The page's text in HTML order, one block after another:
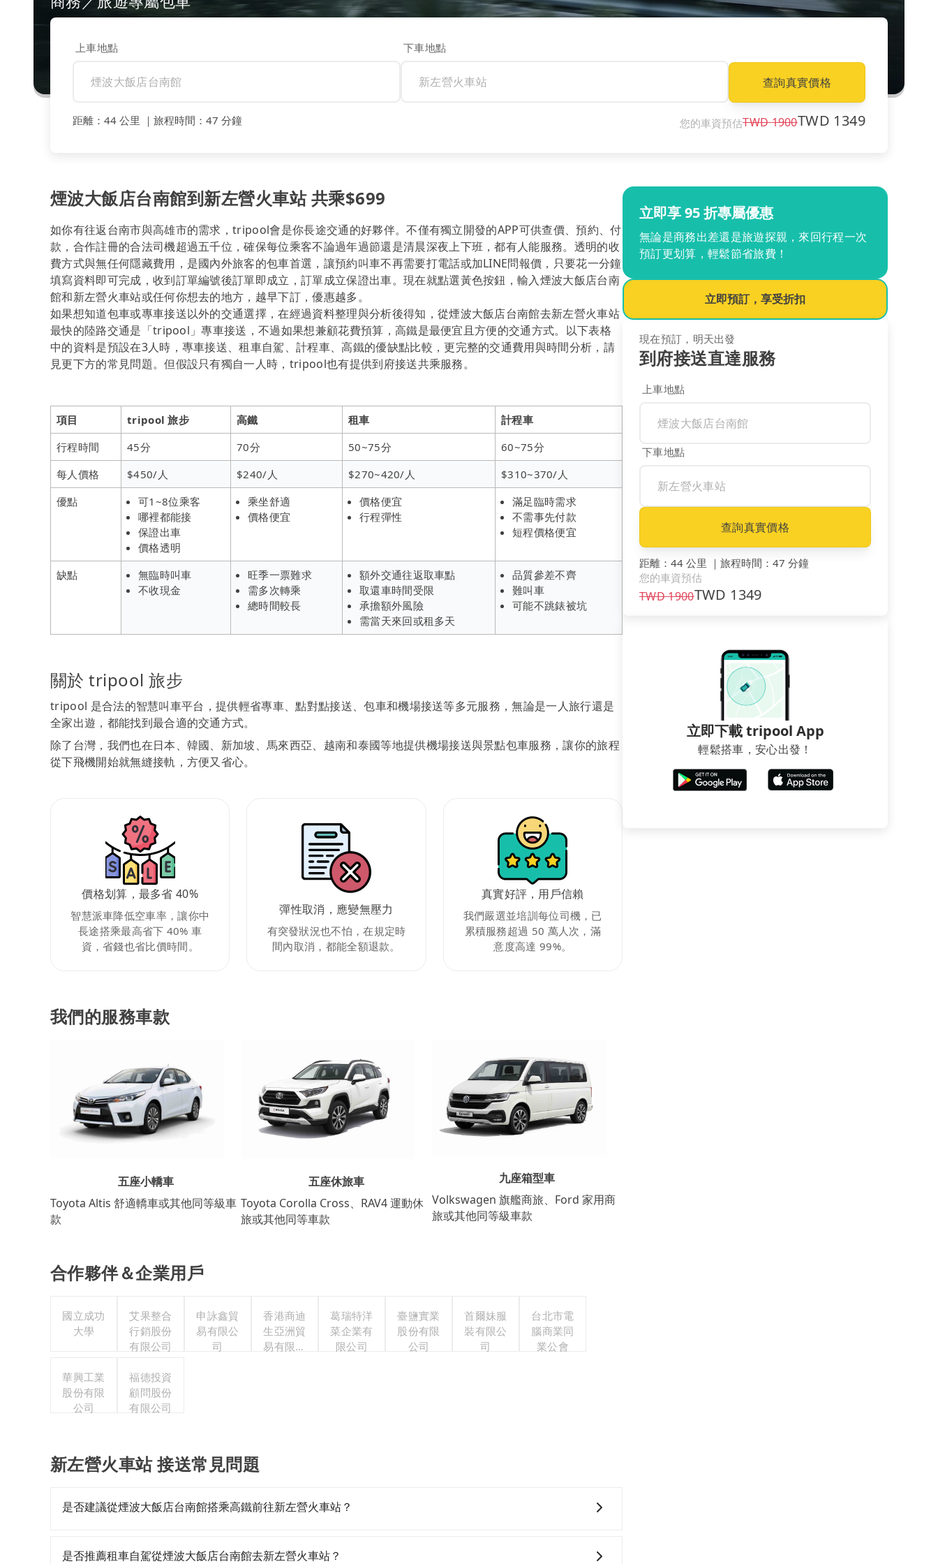
上車地點 下車地點
查詢真實價格
距離 ： 44 公里 ｜ 旅程時間 ： 47 分鐘 您的車資預估TWD1900TWD 1349
煙波大飯店台南館到新左營火車站 共乘$699
如你有往返台南市與高雄市的需求，tripool會是你長途交通的好夥伴。不僅有獨立開發的APP可供查價、預約、付
款，合作註冊的合法司機超過五千位，確保每位乘客不論過年過節還是清晨深夜上下班，都有人能服務。透明的收
費方式與無任何隱藏費用，是國內外旅客的包車首選，讓預約叫車不再需要打電話或加LINE問報價，只要花一分鐘
填寫資料即可完成，收到訂單編號後訂單即成立，訂單成立保證出車。現在就點選黃色按鈕，輸入煙波大飯店台南
館和新左營火車站或任何你想去的地方，越早下訂，優惠越多。
如果想知道包車或專車接送以外的交通選擇，在經過資料整理與分析後得知，從煙波大飯店台南館去新左營火車站
最快的陸路交通是「tripool」專車接送，不過如果想兼顧花費預算，高鐵是最便宜且方便的交通方式。以下表格
中的資料是預設在3人時，專車接送、租車自駕、計程車、高鐵的優缺點比較，更完整的交通費用與時間分析，請
見更下方的常見問題。但假設只有獨自一人時，tripool也有提供到府接送共乘服務。
項目 tripool 旅步 高鐵 租車
計程車
行程時間
45分 70分 50~75分
60~75分
每人價格
$450/人 $240/人 $270~420/人
$310~370/人
優點
可1~8位乘客
哪裡都能接
保證出車
價格透明
乘坐舒適
價格便宜
價格便宜
行程彈性
滿足臨時需求
不需事先付款
短程價格便宜
缺點
無臨時叫車
不收現金
旺季一票難求
需多次轉乘
總時間較長
額外交通往返取車點
取還車時間受限
承擔額外風險
需當天來回或租多天
品質參差不齊
難叫車
可能不跳錶被坑
關於 tripool 旅步
tripool 是合法的智慧叫車平台，提供輕省專車、點對點接送、包車和機場接送等多元服務，無論是一人旅行還是
全家出遊，都能找到最合適的交通方式。
除了台灣，我們也在日本、韓國、新加坡、馬來西亞、越南和泰國等地提供機場接送與景點包車服務，讓你的旅程
從下飛機開始就無縫接軌，方便又省心。
價格划算，最多省 40%
智慧派車降低空車率，讓你中
長途搭乘最高省下 40% 車
資，省錢也省比價時間。
彈性取消，應變無壓力
有突發狀況也不怕，在規定時
間內取消，都能全額退款。
真實好評，用戶信賴
我們嚴選並培訓每位司機，已
累積服務超過 50 萬人次，滿
意度高達 99%。
我們的服務車款
五座小轎車
Toyota Altis 舒適轎車或其他同等級車
款
五座休旅車
Toyota Corolla Cross、RAV4 運動休
旅或其他同等車款
九座箱型車
Volkswagen 旗艦商旅、Ford 家用商
旅或其他同等級車款
合作夥伴＆企業用戶
國立成功
大學
艾果整合
行銷股份
有限公司
申詠鑫貿
易有限公
司
香港商迪
生亞洲貿
易有限公
葛瑞特洋
菜企業有
限公司
臺鹽實業
股份有限
公司
首爾妹服
裝有限公
司
台北市電
腦商業同
業公會
華興工業
股份有限
公司
福德投資
顧問股份
有限公司
新左營火車站 接送常見問題
是否建議從煙波大飯店台南館搭乘高鐵前往新左營火車站？
最早07:16一直到23:48，台南-左營一天最多有74班次高鐵可搭乘。假設從煙波大飯店台南館 (台南市中西區) 前
是否推薦租車自駕從煙波大飯店台南館去新左營火車站？
立即享 95 折專屬優惠
無論是商務出差還是旅遊探親，來回行程一次
預訂更划算，輕鬆節省旅費！
立即預訂，享受折扣
現在預訂，明天出發
到府接送直達服務
上車地點
下車地點
查詢真實價格
距離 ： 44 公里 ｜ 旅程時間 ： 47 分鐘
您的車資預估
TWD1900TWD 1349
立即下載 tripool App
輕鬆搭車，安心出發！